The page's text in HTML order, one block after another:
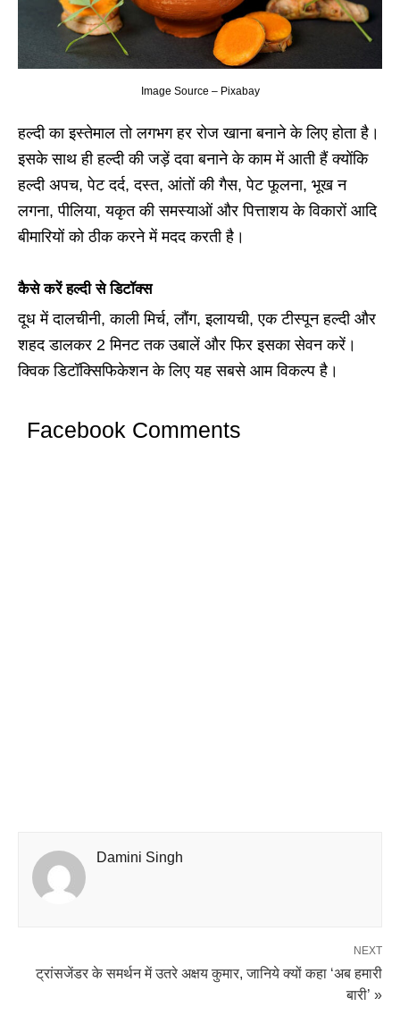
Image Source – Pixabay
हल्दी का इस्तेमाल तो लगभग हर रोज खाना बनाने के लिए होता है।
इसके साथ ही हल्दी की जड़ें दवा बनाने के काम में आती हैं क्योंकि
हल्दी अपच, पेट दर्द, दस्त, आंतों की गैस, पेट फूलना, भूख न
लगना, पीलिया, यकृत की समस्याओं और पित्ताशय के विकारों आदि
बीमारियों को ठीक करने में मदद करती है।
कैसे करेंहल्दीसे डिटॉक्स
दूध में दालचीनी, काली मिर्च, लौंग, इलायची, एक टीस्पून हल्दी और
शहद डालकर 2 मिनट तक उबालें और फिर इसका सेवन करें।
क्विक डिटॉक्सिफिकेशन के लिए यह सबसे आम विकल्प है।
Facebook Comments
Damini Singh
NEXT
ट्रांसजेंडर के समर्थन में उतरे अक्षय कुमार, जानिये क्यों कहा ‘अब हमारी
बारी’ »